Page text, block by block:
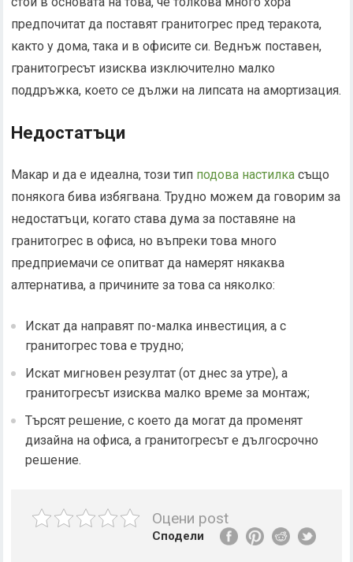
предпочитат да поставят гранитогрес пред теракота,
както у дома, така и в офисите си. Веднъж поставен,
гранитогресът изисква изключително малко
поддръжка, което се дължи на липсата на амортизация.
Недостатъци
Макар и да е идеална, този тип подова настилка също
понякога бива избягвана. Трудно можем да говорим за
недостатъци, когато става дума за поставяне на
гранитогрес в офиса, но въпреки това много
предприемачи се опитват да намерят някаква
алтернатива, а причините за това са няколко:
Искат да направят по-малка инвестиция, а с
гранитогрес това е трудно;
Искат мигновен резултат (от днес за утре), а
гранитогресът изисква малко време за монтаж;
Търсят решение, с което да могат да променят
дизайна на офиса, а гранитогресът е дългосрочно
решение.
Оцени post
Сподели